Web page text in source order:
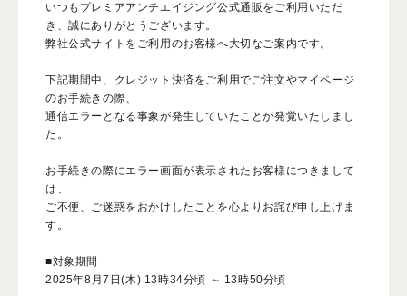
サービス
キャンペーン・特集
スペシャルコンテンツ
クレンジングバームの魅力
いつもプレミアアンチエイジング公式通販をご利用いただ
き、誠にありがとうございます。
弊社公式サイトをご利用のお客様へ大切なご案内です。
下記期間中、クレジット決済をご利用でご注文やマイページ
のお手続きの際、
通信エラーとなる事象が発生していたことが発覚いたしまし
た。
お手続きの際にエラー画面が表示されたお客様につきまして
は、
ご不便、ご迷惑をおかけしたことを心よりお詫び申し上げま
す。
■対象期間
2025年8月7日(木) 13時34分頃 ～ 13時50分頃